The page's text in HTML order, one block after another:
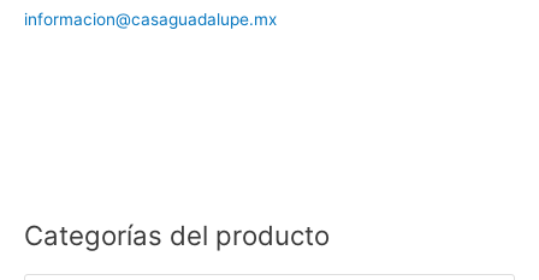
informacion@casaguadalupe.mx
Categorías del producto